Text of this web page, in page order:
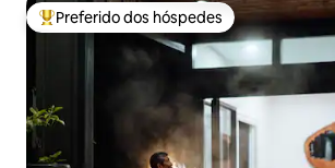
Entre os melhores preferidos dos hóspedes
Preferido dos hóspedes